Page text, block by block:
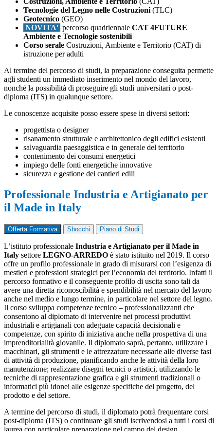
Tecnologie del Legno nelle Costruzioni (TLC)
Geotecnico (GEO)
NOVITA' percorso quadriennale CAT 4FUTURE
Ambiente e Tecnologie sostenibili
Corso serale Costruzioni, Ambiente e Territorio (CAT) di
istruzione per adulti
Al termine del percorso di studi, la preparazione conseguita permette
agli studenti un immediato inserimento nel mondo del lavoro,
nonché la possibilità di proseguire gli studi universitari o post-
diploma (ITS) in qualunque settore.
Le conoscenze acquisite posso essere spese in diversi settori:
progettista o designer
risanamento strutturale e architettonico degli edifici esistenti
salvaguardia paesaggistica e in generale del territorio
contenimento dei consumi energetici
impiego delle fonti energetiche innovative
sicurezza e gestione dei cantieri edili
Professionale Industria e Artigianato per
il Made in Italy
Offerta Formativa Sbocchi Piano di Studi
L’istituto professionale Industria e Artigianato per il Made in
Italy settore LEGNO-ARREDO è stato istituito nel 2019. Il corso
offre un profilo professionale in grado di misurarsi con l’esigenza di
mestieri e professioni strategici per l’economia del territorio. Infatti il
percorso formativo e il conseguente profilo di uscita sono tali da
avere una diretta riconoscibilità e spendibilità nel mercato del lavoro
anche nel medio e lungo termine, in particolare nel settore del legno.
Il corso sviluppa competenze tecnico – professionalizzanti che
consentono al diplomato di intervenire nei processi produttivi
industriali e artigianali con adeguate capacità decisionali e
competenze, con spirito di iniziativa anche nella prospettiva di una
imprenditorialità giovanile. Il diplomato saprà, pertanto, utilizzare i
macchinari, gli strumenti e le attrezzature necessarie alle diverse fasi
di attività di produzione, pianificando anche le attività della loro
manutenzione; realizzare disegni tecnici o artistici, utilizzando le
tecniche di rappresentazione grafica e gli strumenti tradizionali o
informatici più idonei alle esigenze specifiche del progetto, del
prodotto e del settore.
A termine del percorso di studi, il diplomato potrà frequentare corsi
post-diploma (ITS) o continuare gli studi iscrivendosi a tutti i corsi di
laurea con particolare preparazione nel campo del design.